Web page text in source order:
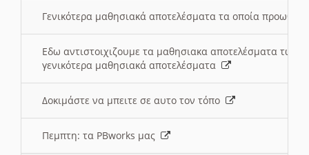
Γενικότερα μαθησιακά αποτελέσματα τα οποία
Εδω αντιστοιχιζουμε τα μαθησιακα αποτελέσματα
γενικότερα μαθησιακά αποτελέσματα
Δοκιμάστε να μπειτε σε αυτο τον τόπο
Πεμπτη: τα PBworks μας